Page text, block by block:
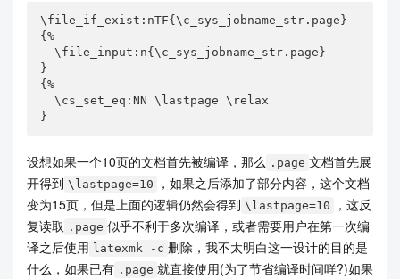
\file_if_exist:nTF{\c_sys_jobname_str.page}
{%
  \file_input:n{\c_sys_jobname_str.page}
}
{%
  \cs_set_eq:NN \lastpage \relax
}
设想如果一个10页的文档首先被编译，那么 .page 文档首先展
开得到 \lastpage=10
，如果之后添加了部分内容，这个文档
变为15页，但是上面的逻辑仍然会得到 \lastpage=10
，这反
复读取 .page 似乎不利于多次编译，或者需要用户在第一次编
译之后使用 latexmk -c 删除，我不太明白这一设计的目的是
什么，如果已有 .page 就直接使用(为了节省编译时间咩?)如果